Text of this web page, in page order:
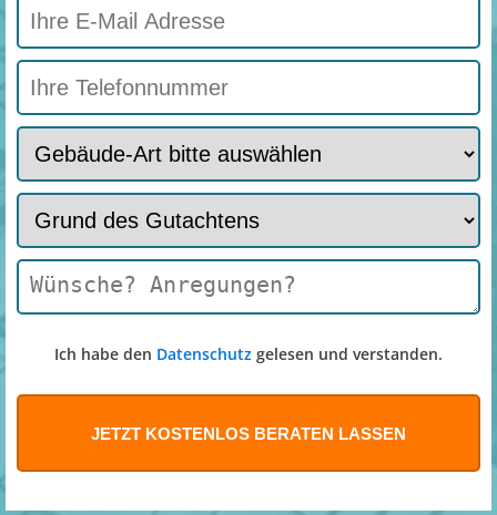
Ich habe den Datenschutz gelesen und verstanden.